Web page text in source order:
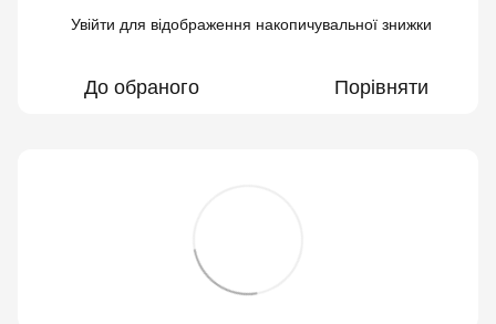
Увійти для відображення накопичувальної знижки
До обраного Порівняти